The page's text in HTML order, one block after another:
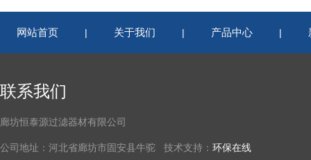
网站首页 | 关于我们 | 产品中心 |
联系我们
廊坊恒泰源过滤器材有限公司
公司地址：河北省廊坊市固安县牛驼 技术支持： 环保在线